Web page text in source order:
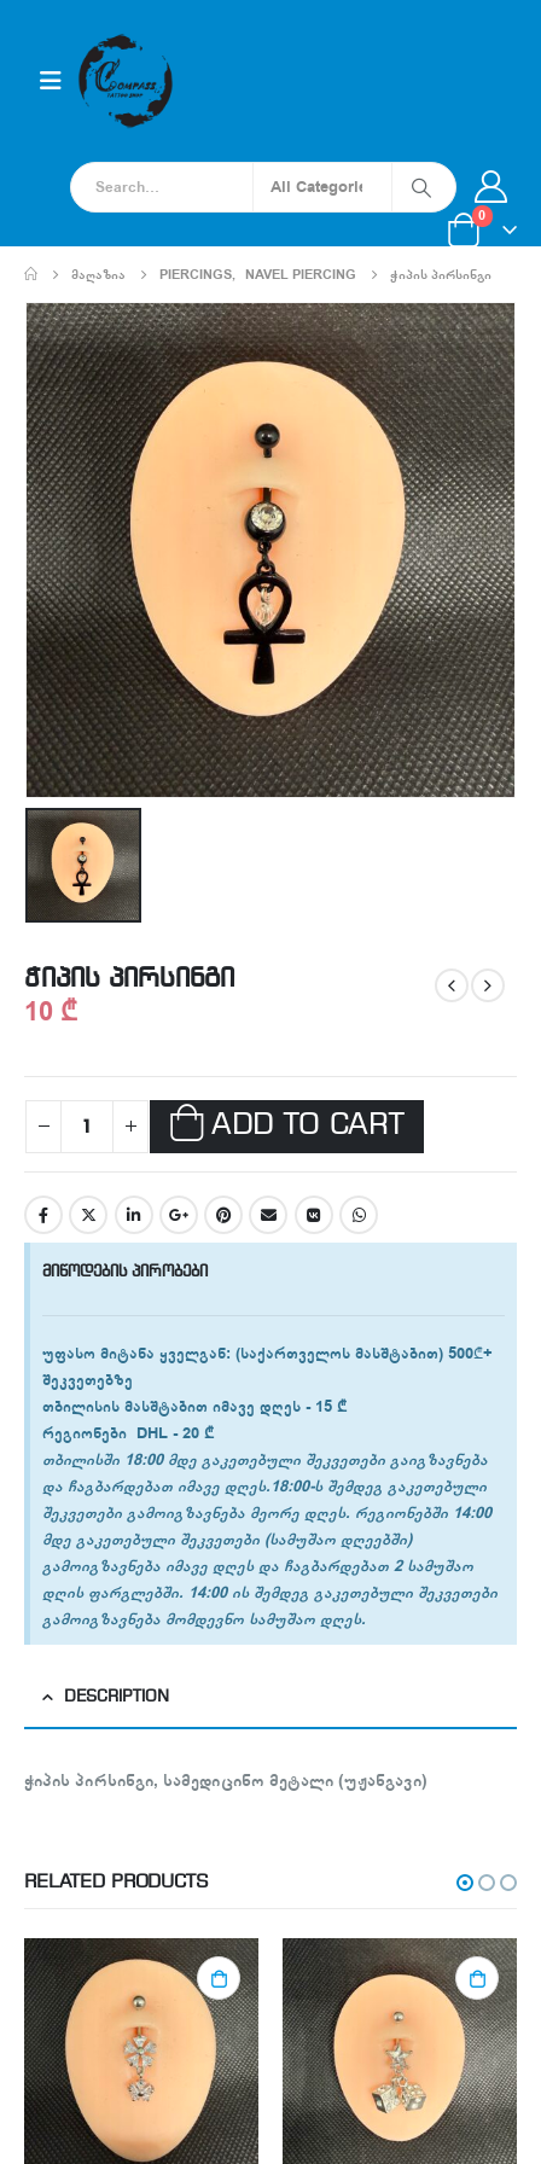
0
ᲛᲐᲦᲐᲖᲘᲐ PIERCINGS, NAVEL PIERCING ᲭᲘᲞᲘᲡ ᲞᲘᲠᲡᲘᲜᲒᲘ
ჭიპის პირსინგი
10 ₾
ADD TO CART
მიწოდების პირობები
უფასო მიტანა ყველგან: (საქართველოს მასშტაბით) 500₾+
შეკვეთებზე
თბილისის მასშტაბით იმავე დღეს -15 ₾
რეგიონები DHL -20 ₾
თბილისში 18:00 მდე გაკეთებული შეკვეთები გაიგზავნება
და ჩაგბარდებათ იმავე დღეს.18:00-ს შემდეგ გაკეთებული
შეკვეთები გამოიგზავნება მეორე დღეს. რეგიონებში 14:00
მდე გაკეთებული შეკვეთები (სამუშაო დღეებში)
გამოიგზავნება იმავე დღეს და ჩაგბარდებათ 2 სამუშაო
დღის ფარგლებში. 14:00 ის შემდეგ გაკეთებული შეკვეთები
გამოიგზავნება მომდევნო სამუშაო დღეს.
DESCRIPTION
ჭიპის პირსინგი, სამედიცინო მეტალი (უჟანგავი)
RELATED PRODUCTS